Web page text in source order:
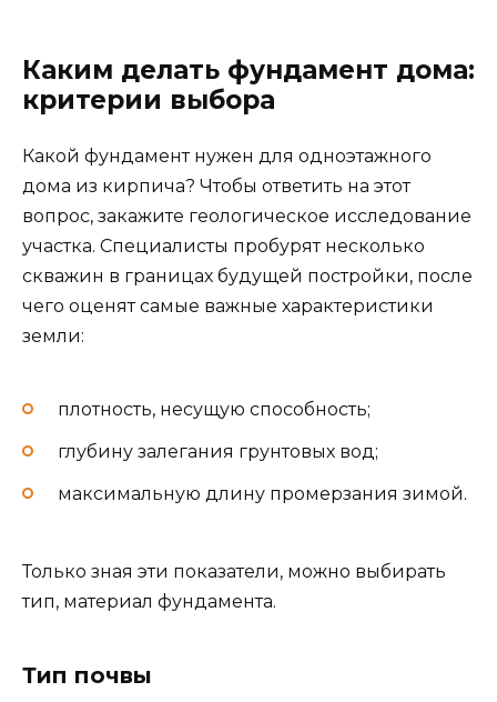
Каким делать фундамент дома:
критерии выбора
Какой фундамент нужен для одноэтажного
дома из кирпича? Чтобы ответить на этот
вопрос, закажите геологическое исследование
участка. Специалисты пробурят несколько
скважин в границах будущей постройки, после
чего оценят самые важные характеристики
земли:
плотность, несущую способность;
глубину залегания грунтовых вод;
максимальную длину промерзания зимой.
Только зная эти показатели, можно выбирать
тип, материал фундамента.
Тип почвы